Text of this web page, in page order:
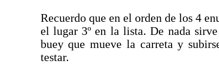
Recuerdo que en el orden de los 4
el lugar 3º en la lista. De nada
buey que mueve la carreta y
testar.